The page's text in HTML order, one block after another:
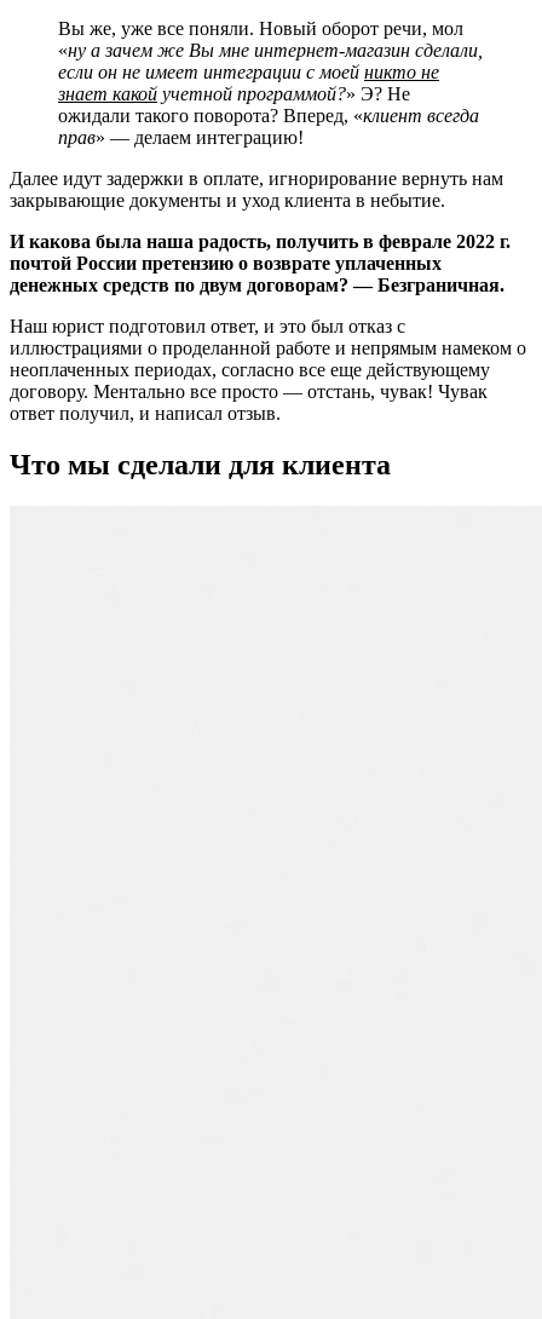
Вы же, уже все поняли. Новый оборот речи, мол
«ну а зачем же Вы мне интернет-магазин сделали,
если он не имеет интеграции с моей никто не
знает какой учетной программой?» Э? Не
ожидали такого поворота? Вперед, «клиент всегда
прав» — делаем интеграцию!
Далее идут задержки в оплате, игнорирование вернуть нам
закрывающие документы и уход клиента в небытие.
И какова была наша радость, получить в феврале 2022 г.
почтой России претензию о возврате уплаченных
денежных средств по двум договорам? — Безграничная.
Наш юрист подготовил ответ, и это был отказ с
иллюстрациями о проделанной работе и непрямым намеком о
неоплаченных периодах, согласно все еще действующему
договору. Ментально все просто — отстань, чувак! Чувак
ответ получил, и написал отзыв.
Что мы сделали для клиента